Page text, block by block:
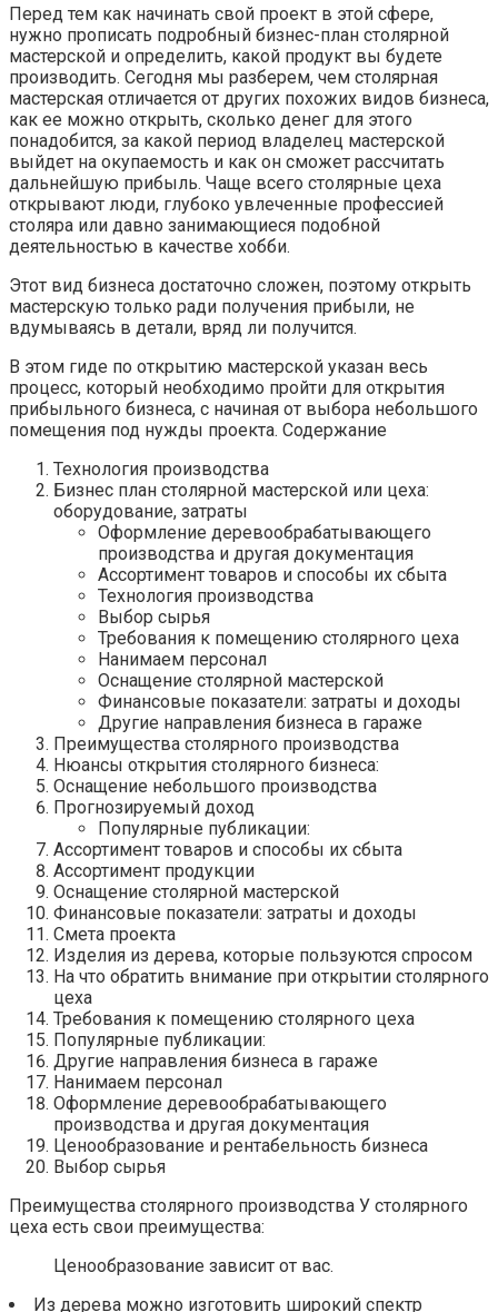
Перед тем как начинать свой проект в этой сфере,
нужно прописать подробный бизнес-план столярной
мастерской и определить, какой продукт вы будете
производить. Сегодня мы разберем, чем столярная
мастерская отличается от других похожих видов бизнеса,
как ее можно открыть, сколько денег для этого
понадобится, за какой период владелец мастерской
выйдет на окупаемость и как он сможет рассчитать
дальнейшую прибыль. Чаще всего столярные цеха
открывают люди, глубоко увлеченные профессией
столяра или давно занимающиеся подобной
деятельностью в качестве хобби.
Этот вид бизнеса достаточно сложен, поэтому открыть
мастерскую только ради получения прибыли, не
вдумываясь в детали, вряд ли получится.
В этом гиде по открытию мастерской указан весь
процесс, который необходимо пройти для открытия
прибыльного бизнеса, с начиная от выбора небольшого
помещения под нужды проекта. Содержание
Технология производства
Бизнес план столярной мастерской или цеха:
оборудование, затраты
Оформление деревообрабатывающего
производства и другая документация
Ассортимент товаров и способы их сбыта
Технология производства
Выбор сырья
Требования к помещению столярного цеха
Нанимаем персонал
Оснащение столярной мастерской
Финансовые показатели: затраты и доходы
Другие направления бизнеса в гараже
Преимущества столярного производства
Нюансы открытия столярного бизнеса:
Оснащение небольшого производства
Прогнозируемый доход
Популярные публикации:
Ассортимент товаров и способы их сбыта
Ассортимент продукции
Оснащение столярной мастерской
Финансовые показатели: затраты и доходы
Смета проекта
Изделия из дерева, которые пользуются спросом
На что обратить внимание при открытии столярного
цеха
Требования к помещению столярного цеха
Популярные публикации:
Другие направления бизнеса в гараже
Нанимаем персонал
Оформление деревообрабатывающего
производства и другая документация
Ценообразование и рентабельность бизнеса
Выбор сырья
Преимущества столярного производства У столярного
цеха есть свои преимущества:
Ценообразование зависит от вас.
Из дерева можно изготовить широкий спектр